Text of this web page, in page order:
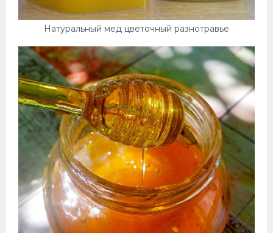
Натуральный мед цветочный разнотравье